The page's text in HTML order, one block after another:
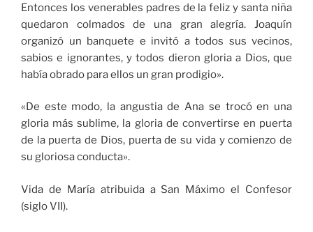
Entonces los venerables padres de la feliz y santa niña
quedaron colmados de una gran alegría. Joaquín
organizó un banquete e invitó a todos sus vecinos,
sabios e ignorantes, y todos dieron gloria a Dios, que
había obrado para ellos un gran prodigio».
«De este modo, la angustia de Ana se trocó en una
gloria más sublime, la gloria de convertirse en puerta
de la puerta de Dios, puerta de su vida y comienzo de
su gloriosa conducta».
Vida de María atribuida a San Máximo el Confesor
(siglo VII).